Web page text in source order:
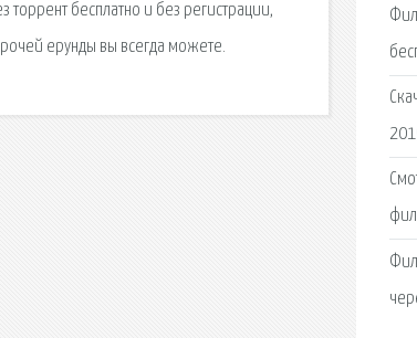
торрент бесплатно и без регистрации,
ерунды вы всегда можете.